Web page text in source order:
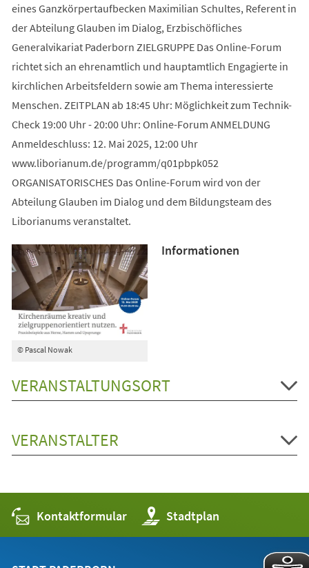
eines Ganzkörpertaufbecken Maximilian Schultes, Referent in
der Abteilung Glauben im Dialog, Erzbischöfliches
Generalvikariat Paderborn ZIELGRUPPE Das Online-Forum
richtet sich an ehrenamtlich und hauptamtlich Engagierte in
kirchlichen Arbeitsfeldern sowie am Thema interessierte
Menschen. ZEITPLAN ab 18:45 Uhr: Möglichkeit zum Technik-
Check 19:00 Uhr - 20:00 Uhr: Online-Forum ANMELDUNG
Anmeldeschluss: 12. Mai 2025, 12:00 Uhr
www.liborianum.de/programm/q01pbpk052
ORGANISATORISCHES Das Online-Forum wird von der
Abteilung Glauben im Dialog und dem Bildungsteam des
Liborianums veranstaltet.
© Pascal Nowak
Informationen
VERANSTALTUNGSORT
VERANSTALTER
Kontaktformular Stadtplan
(Öffnet
in
einem